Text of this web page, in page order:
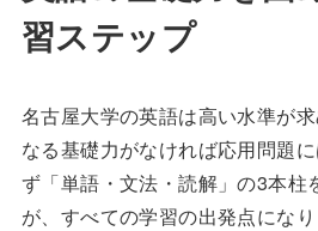
習ステップ
名古屋大学の英語は高い水準が
なる基礎力がなければ応用問題
ず「単語・文法・読解」の3本柱
が、すべての学習の出発点になり